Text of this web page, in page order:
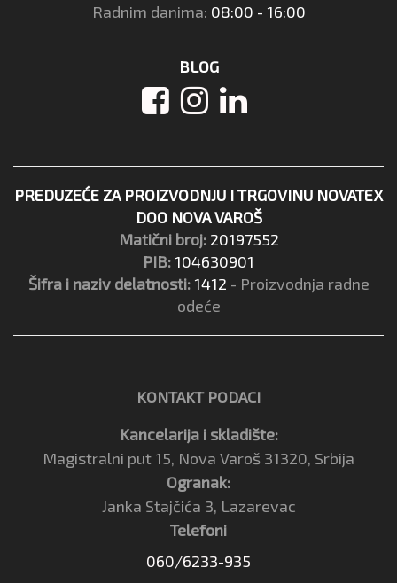
Radnim danima: 08:00 - 16:00
BLOG
PREDUZEĆE ZA PROIZVODNJU I TRGOVINU NOVATEX
DOO NOVA VAROŠ
Matični broj: 20197552
PIB: 104630901
Šifra i naziv delatnosti: 1412 - Proizvodnja radne
odeće
KONTAKT PODACI
Kancelarija i skladište:
Magistralni put 15, Nova Varoš 31320, Srbija
Ogranak:
Janka Stajčića 3, Lazarevac
Telefoni
060/6233-935